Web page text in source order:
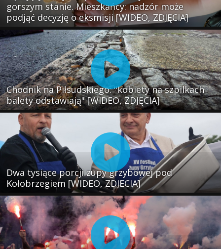
gorszym stanie. Mieszkańcy: nadzór może
podjąć decyzję o eksmisji [WIDEO, ZDJĘCIA]
Chodnik na Piłsudskiego: "kobiety na szpilkach
balety odstawiają" [WIDEO, ZDJĘCIA]
Dwa tysiące porcji zupy grzybowej pod
Kołobrzegiem [WIDEO, ZDJECIA]